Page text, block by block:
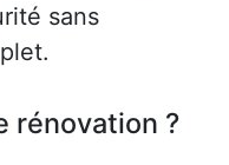
sans
rénovation ?